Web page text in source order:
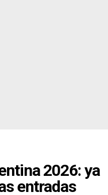
2026: ya
entradas